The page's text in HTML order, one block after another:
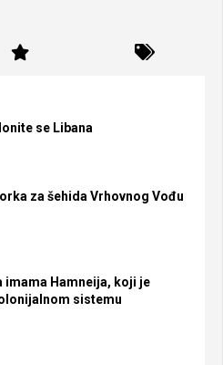
se Libana
za šehida Vrhovnog Vođu
imama Hamneija, koji je
sistemu